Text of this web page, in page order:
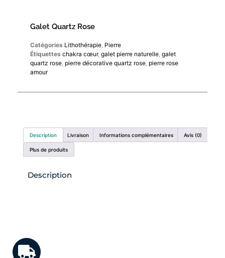
Galet Quartz Rose
Catégories Lithothérapie, Pierre
Étiquettes chakra cœur, galet pierre naturelle, galet
quartz rose, pierre décorative quartz rose, pierre rose
amour
Description Livraison Informations complémentaires Avis (0)
Plus de produits
Description